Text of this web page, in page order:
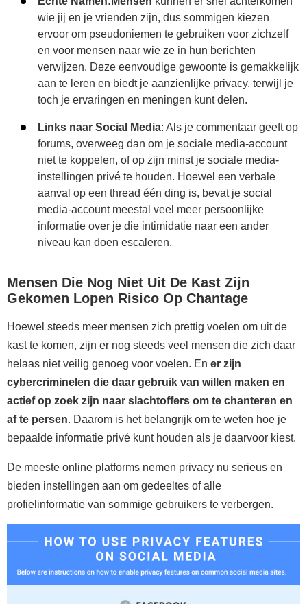
wie jij en je vrienden zijn, dus sommigen kiezen
ervoor om pseudoniemen te gebruiken voor zichzelf
en voor mensen naar wie ze in hun berichten
verwijzen. Deze eenvoudige gewoonte is gemakkelijk
aan te leren en biedt je aanzienlijke privacy, terwijl je
toch je ervaringen en meningen kunt delen.
Links naar Social Media: Als je commentaar geeft op
forums, overweeg dan om je sociale media-account
niet te koppelen, of op zijn minst je sociale media-
instellingen privé te houden. Hoewel een verbale
aanval op een thread één ding is, bevat je social
media-account meestal veel meer persoonlijke
informatie over je die intimidatie naar een ander
niveau kan doen escaleren.
Mensen Die Nog Niet Uit De Kast Zijn
Gekomen Lopen Risico Op Chantage
Hoewel steeds meer mensen zich prettig voelen om uit de
kast te komen, zijn er nog steeds veel mensen die zich daar
helaas niet veilig genoeg voor voelen. En er zijn
cybercriminelen die daar gebruik van willen maken en
actief op zoek zijn naar slachtoffers om te chanteren en
af te persen. Daarom is het belangrijk om te weten hoe je
bepaalde informatie privé kunt houden als je daarvoor kiest.
De meeste online platforms nemen privacy nu serieus en
bieden instellingen aan om gedeeltes of alle
profielinformatie van sommige gebruikers te verbergen.